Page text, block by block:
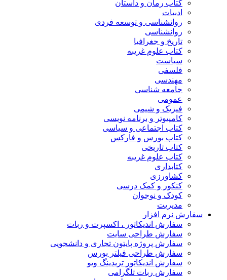
کتاب رمان و داستان
ادبیات
روانشناسی و توسعه فردی
روانشناسی
تاریخ و جغرافیا
کتاب علوم غریبه
سیاست
فلسفی
مهندسی
جامعه شناسی
عمومی
فیزیک و شیمی
کامپیوتر و برنامه نویسی
کتاب اجتماعی و سیاسی
کتاب بورس و فارکس
کتاب تاریخی
کتاب علوم غریبه
کتابداری
کشاورزی
کنکور و کمک‌ درسی
کودک و نوجوان
مدیریت
سفارش نرم افزار
سفارش اندیکاتور ، اکسپرت و ربات
سفارش طراحی سایت
سفارش پروژه پایتون تجاری و دانشجویی
سفارش طراحی فیلتر بورس
سفارش اندیکاتور تریدینگ ویو
سفارش ربات تلگرامی